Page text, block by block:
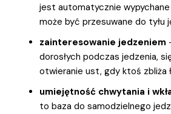
jest automatycznie
może być przesuwane do tyłu
zainteresowanie jedzeniem
dorosłych podczas jedzenia,
otwieranie ust, gdy ktoś zbliża
umiejętność chwytania i
to baza do samodzielnego